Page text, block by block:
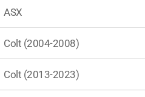
ASX
Colt (2004-2008)
Colt (2013-2023)